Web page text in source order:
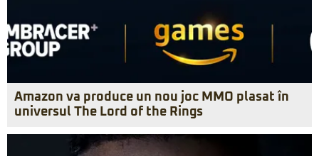
Amazon va produce un nou joc MMO plasat în
universul The Lord of the Rings